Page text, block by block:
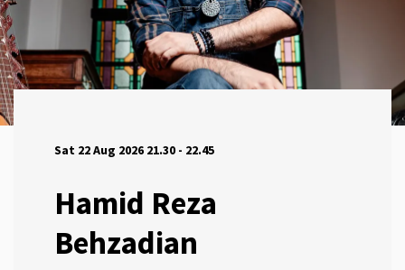
Hamid Reza
Behzadian
Sat 22 Aug 2026 21.30 - 22.45